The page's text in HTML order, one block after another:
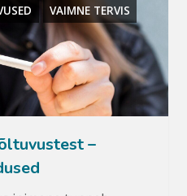
VAIMNE TERVIS
–